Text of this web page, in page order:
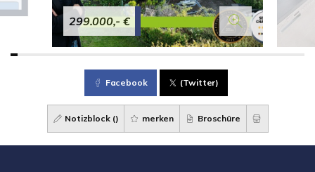
299.000,- €
Facebook (Twitter)
Notizblock () merken Broschüre